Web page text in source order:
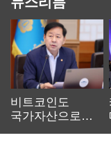
비트코인도
국가자산으로…'